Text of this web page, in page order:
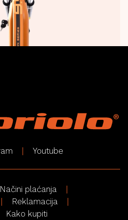
Youtube
Načini plaćanja
Reklamacija
Kako kupiti